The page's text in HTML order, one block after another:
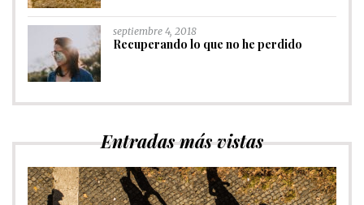
septiembre 4, 2018
Recuperando lo que no he perdido
Entradas más vistas